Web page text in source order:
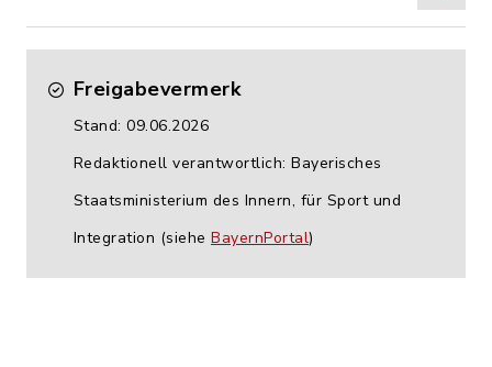
Freigabevermerk
Stand: 09.06.2026
Redaktionell verantwortlich: Bayerisches
Staatsministerium des Innern, für Sport und
Integration (siehe BayernPortal)